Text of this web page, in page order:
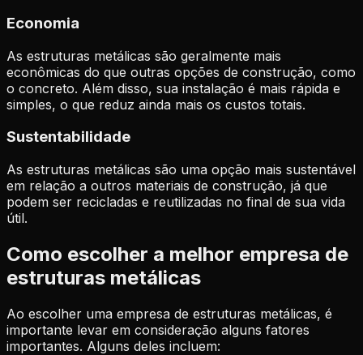
Economia
As estruturas metálicas são geralmente mais
econômicas do que outras opções de construção, como
o concreto. Além disso, sua instalação é mais rápida e
simples, o que reduz ainda mais os custos totais.
Sustentabilidade
As estruturas metálicas são uma opção mais sustentável
em relação a outros materiais de construção, já que
podem ser recicladas e reutilizadas no final de sua vida
útil.
Como escolher a melhor empresa de
estruturas metálicas
Ao escolher uma empresa de estruturas metálicas, é
importante levar em consideração alguns fatores
importantes. Alguns deles incluem: